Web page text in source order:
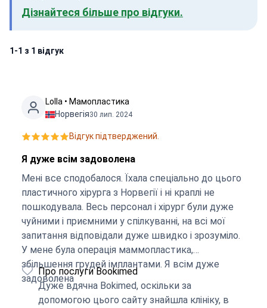
Дізнайтеся більше про відгуки.
1-1 з 1 відгук
Lolla • Мамопластика
Норвегія30 лип. 2024
Відгук підтверджений.
Я дуже всім задоволена
Мені все сподобалося. Їхала спеціально до цього
пластичного хірурга з Норвегії і ні краплі не
пошкодувала. Весь персонал і хірург були дуже
чуйними і приємними у спілкуванні, на всі мої
запитання відповідали дуже швидко і зрозуміло.
У мене була операція маммопластика,
збільшення грудей імплантами. Я всім дуже
задоволена
Про послуги Bookimed
Дуже вдячна Bokimed, оскільки за
допомогою цього сайту знайшла клініку, в